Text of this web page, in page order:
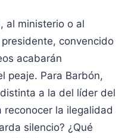
al ministerio o al
convencido
acabarán
peaje. Para Barbón,
a la del líder del
reconocer la ilegalidad
silencio? ¿Qué